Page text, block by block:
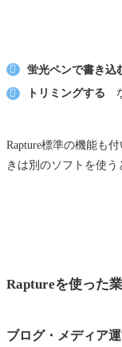
蛍光ペンで書き込
トリミングする
Rapture標準の機能も
きは別のソフトを使う
Raptureを使った
ブログ・メディア